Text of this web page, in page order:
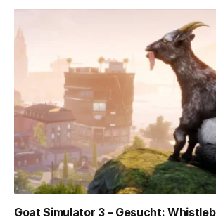
Goat Simulator 3 – Gesucht: